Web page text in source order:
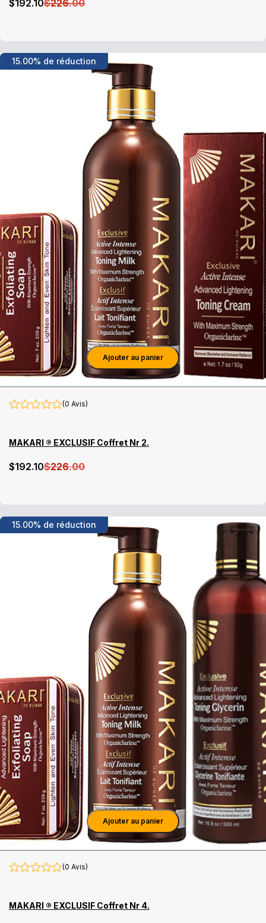
$192.10$226.00
15.00% de réduction
Ajouter au panier
(0 Avis)
MAKARI ® EXCLUSIF Coffret Nr 2.
$192.10$226.00
15.00% de réduction
Ajouter au panier
(0 Avis)
MAKARI ® EXCLUSIF Coffret Nr 4.